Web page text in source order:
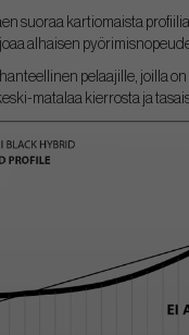
suoraa kartiomaista
alhaisen
pelaajille, joilla
matalaa kierrosta ja